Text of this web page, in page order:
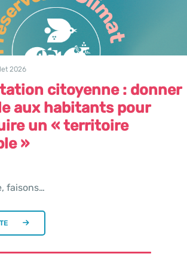
2026
citoyenne : donner
aux habitants pour
un « territoire
»
faisons…